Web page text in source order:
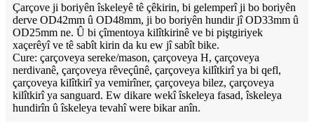
Çarçove ji boriyên îskeleyê tê çêkirin, bi gelemperî ji bo boriyên
derve OD42mm û OD48mm, ji bo boriyên hundir jî OD33mm û
OD25mm ne. Û bi çîmentoya kilîtkirinê ve bi piştgiriyek
xaçerêyî ve tê sabît kirin da ku ew jî sabît bike.
Cure: çarçoveya sereke/mason, çarçoveya H, çarçoveya
nerdivanê, çarçoveya rêveçûnê, çarçoveya kilîtkirî ya bi qefl,
çarçoveya kilîtkirî ya vemirîner, çarçoveya bilez, çarçoveya
kilîtkirî ya sanguard. Ew dikare wekî îskeleya fasad, îskeleya
hundirîn û îskeleya tevahî were bikar anîn.